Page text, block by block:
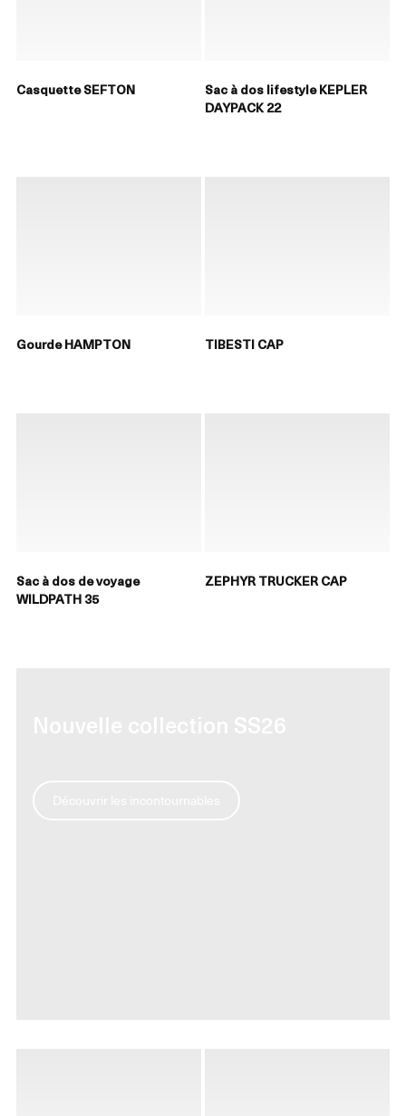
Casquette SEFTON
Sac à dos lifestyle KEPLER
DAYPACK 22
Gourde HAMPTON TIBESTI CAP
Sac à dos de voyage
WILDPATH 35
ZEPHYR TRUCKER CAP